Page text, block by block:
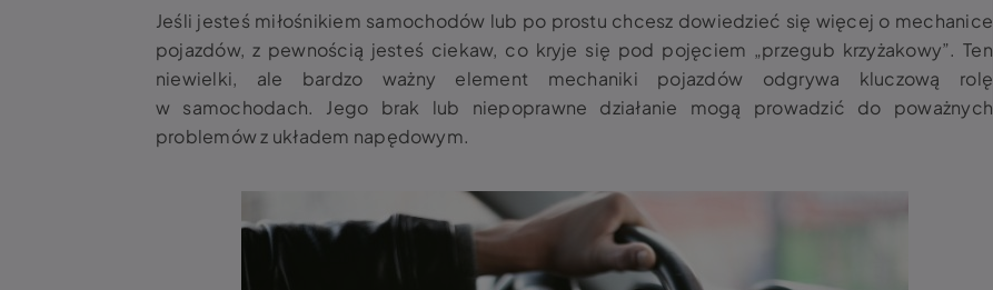
Jeśli jesteś miłośnikiem samochodów lub po prostu chcesz dowiedzieć się więcej o mechanice
pojazdów, z pewnością jesteś ciekaw, co kryje się pod pojęciem „przegub krzyżakowy”. Ten
niewielki, ale bardzo ważny element mechaniki pojazdów odgrywa kluczową rolę
w samochodach. Jego brak lub niepoprawne działanie mogą prowadzić do poważnych
problemów z układem napędowym.